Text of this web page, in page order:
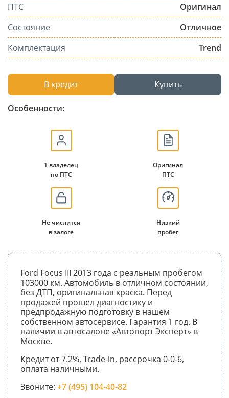
ПТС
Оригинал
Состояние
Отличное
Комплектация
Trend
В кредит Купить
Особенности:
1 владелец
по ПТС
Оригинал
ПТС
Не числится
в залоге
Низкий
пробег
Ford Focus III 2013 года с реальным пробегом
103000 км. Автомобиль в отличном состоянии,
без ДТП, оригинальная краска. Перед
продажей прошел диагностику и
предпродажную подготовку в нашем
собственном автосервисе. Гарантия 1 год. В
наличии в автосалоне «Автопорт Эксперт» в
Москве.
Кредит от 7.2%, Trade-in, рассрочка 0-0-6,
оплата наличными.
Звоните: +7 (495) 104-40-82